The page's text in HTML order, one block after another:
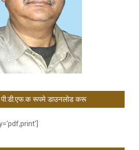
पी.डी.एफ.क रूपमे डाउनलोड करू